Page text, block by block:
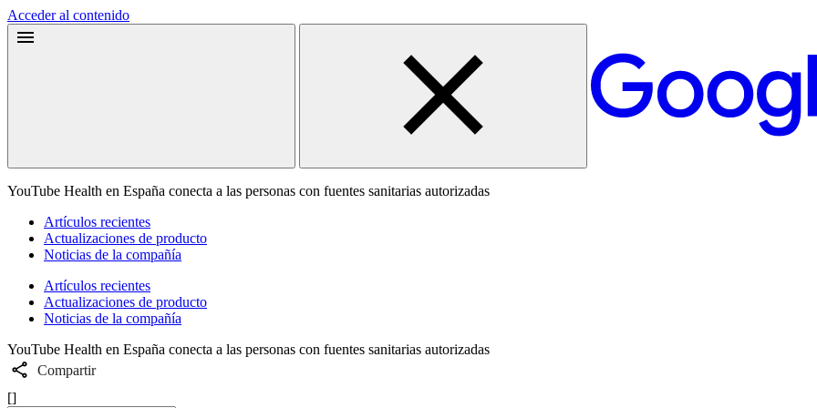
Acceder al contenido
YouTube Health en España conecta a las personas con fuentes sanitarias autorizadas
Artículos recientes
Actualizaciones de producto
Noticias de la compañía
Artículos recientes
Actualizaciones de producto
Noticias de la compañía
YouTube Health en España conecta a las personas con fuentes sanitarias autorizadas
Compartir
[]